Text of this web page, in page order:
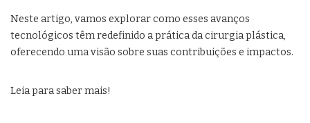
Neste artigo, vamos explorar como esses avanços
tecnológicos têm redefinido a prática da cirurgia plástica,
oferecendo uma visão sobre suas contribuições e impactos.
Leia para saber mais!